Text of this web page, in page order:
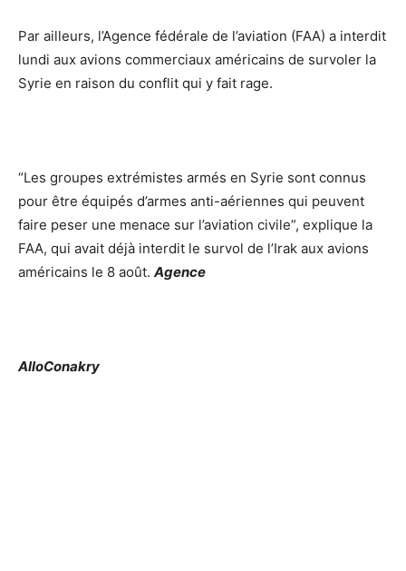
Par ailleurs, l’Agence fédérale de l’aviation (FAA) a interdit
lundi aux avions commerciaux américains de survoler la
Syrie en raison du conflit qui y fait rage.
“Les groupes extrémistes armés en Syrie sont connus
pour être équipés d’armes anti-aériennes qui peuvent
faire peser une menace sur l’aviation civile”, explique la
FAA, qui avait déjà interdit le survol de l’Irak aux avions
américains le 8 août. Agence
AlloConakry